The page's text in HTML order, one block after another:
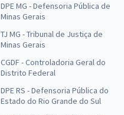
DPE MG - Defensoria Pública de
Minas Gerais
TJ MG - Tribunal de Justiça de
Minas Gerais
CGDF - Controladoria Geral do
Distrito Federal
DPE RS - Defensoria Pública do
Estado do Rio Grande do Sul